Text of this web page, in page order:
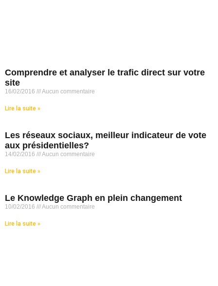
Comprendre et analyser le trafic direct sur votre
site
16/02/2016 Aucun commentaire
Lire la suite »
Les réseaux sociaux, meilleur indicateur de vote
aux présidentielles?
14/02/2016 Aucun commentaire
Lire la suite »
Le Knowledge Graph en plein changement
10/02/2016 Aucun commentaire
Lire la suite »